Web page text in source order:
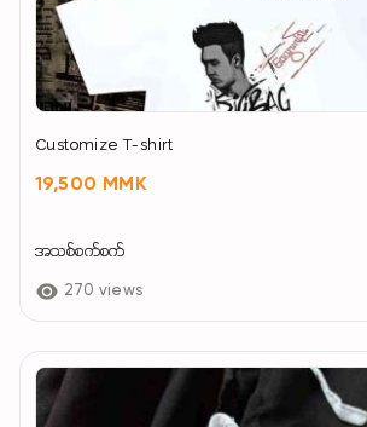
Customize T-shirt
19,500 MMK
အသစ်စက်စက်
270 views